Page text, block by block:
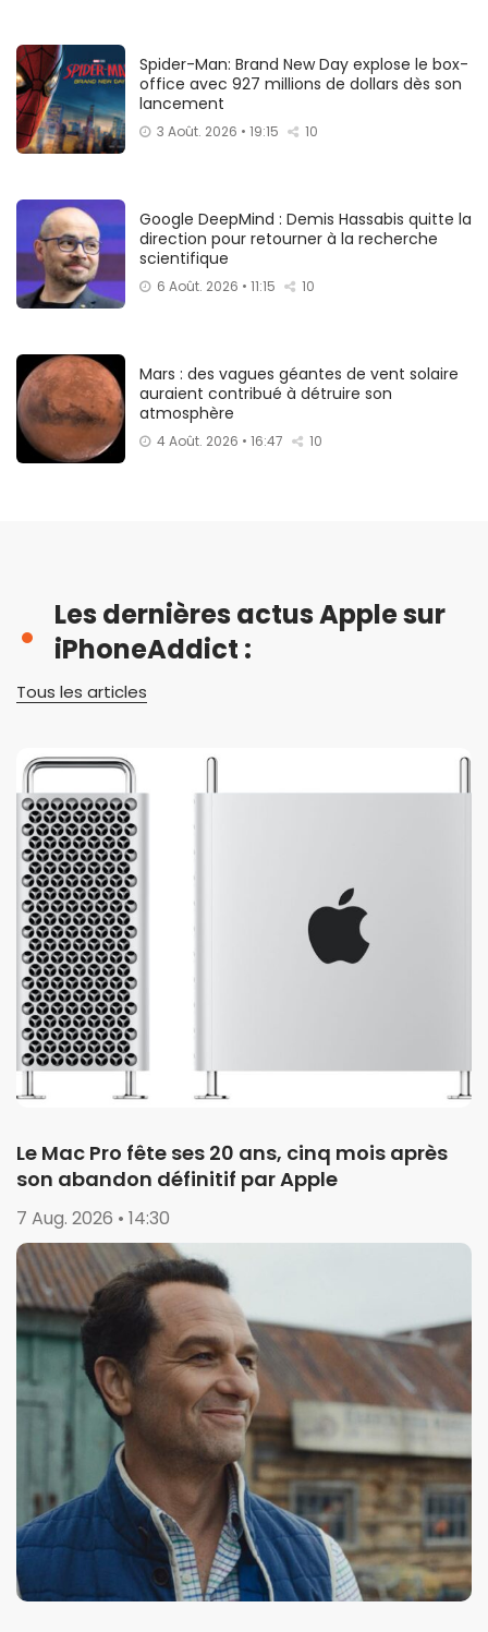
Spider-Man: Brand New Day explose le box-
office avec 927 millions de dollars dès son
lancement
3 Août. 2026 • 19:15 10
Google DeepMind : Demis Hassabis quitte la
direction pour retourner à la recherche
scientifique
6 Août. 2026 • 11:15 10
Mars : des vagues géantes de vent solaire
auraient contribué à détruire son
atmosphère
4 Août. 2026 • 16:47 10
Les dernières actus Apple sur
iPhoneAddict :
Tous les articles
Le Mac Pro fête ses 20 ans, cinq mois après
son abandon définitif par Apple
7 Aug. 2026 • 14:30